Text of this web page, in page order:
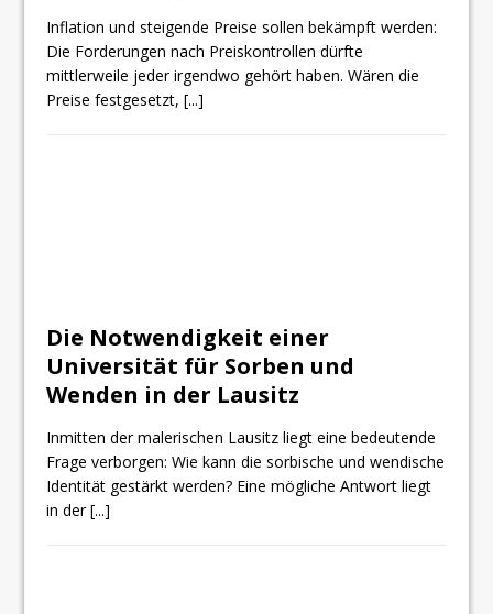
Inflation und steigende Preise sollen bekämpft werden:
Die Forderungen nach Preiskontrollen dürfte
mittlerweile jeder irgendwo gehört haben. Wären die
Preise festgesetzt,[...]
Die Notwendigkeit einer
Universität für Sorben und
Wenden in der Lausitz
Inmitten der malerischen Lausitz liegt eine bedeutende
Frage verborgen: Wie kann die sorbische und wendische
Identität gestärkt werden? Eine mögliche Antwort liegt
in der[...]